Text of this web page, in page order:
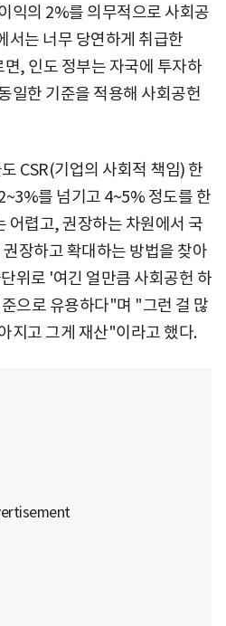
익의 2%를 의무적으로 사회공
는 너무 당연하게 취급한
, 인도 정부는 자국에 투자하
일한 기준을 적용해 사회공헌
CSR(기업의 사회적 책임) 한
를 넘기고 4~5% 정도를 한
어렵고, 권장하는 차원에서 국
장하고 확대하는 방법을 찾아
위로 '여긴 얼만큼 사회공헌 하
으로 유용하다"며 "그런 걸 많
지고 그게 재산"이라고 했다.